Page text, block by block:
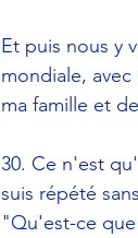
Et puis nous y
mondiale,
ma famille et
30. Ce n'est
suis répété
"Qu'est-ce que